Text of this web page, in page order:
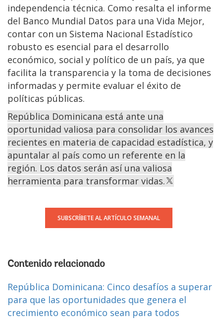
independencia técnica. Como resalta el informe
del Banco Mundial Datos para una Vida Mejor,
contar con un Sistema Nacional Estadístico
robusto es esencial para el desarrollo
económico, social y político de un país, ya que
facilita la transparencia y la toma de decisiones
informadas y permite evaluar el éxito de
políticas públicas.
República Dominicana está ante una
oportunidad valiosa para consolidar los avances
recientes en materia de capacidad estadística, y
apuntalar al país como un referente en la
región. Los datos serán así una valiosa
herramienta para transformar vidas.
SUBSCRÍBETE AL ARTÍCULO SEMANAL
Contenido relacionado
República Dominicana: Cinco desafíos a superar
para que las oportunidades que genera el
crecimiento económico sean para todos